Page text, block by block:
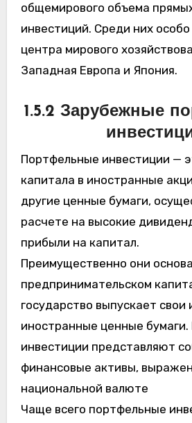
общемирового объема
инвестиций. Среди них
центра мирового
Западная Европа и Япония.
1.5.2 Зарубежные
Портфельные инвестиции —
капитала в иностранные
другие ценные бумаги,
расчете на высокие
прибыли на капитал.
Преимущественно они
предпринимательском
государство выпускает свои
иностранные ценные
инвестиции представляют
финансовые активы,
национальной валюте
Чаще всего портфельные